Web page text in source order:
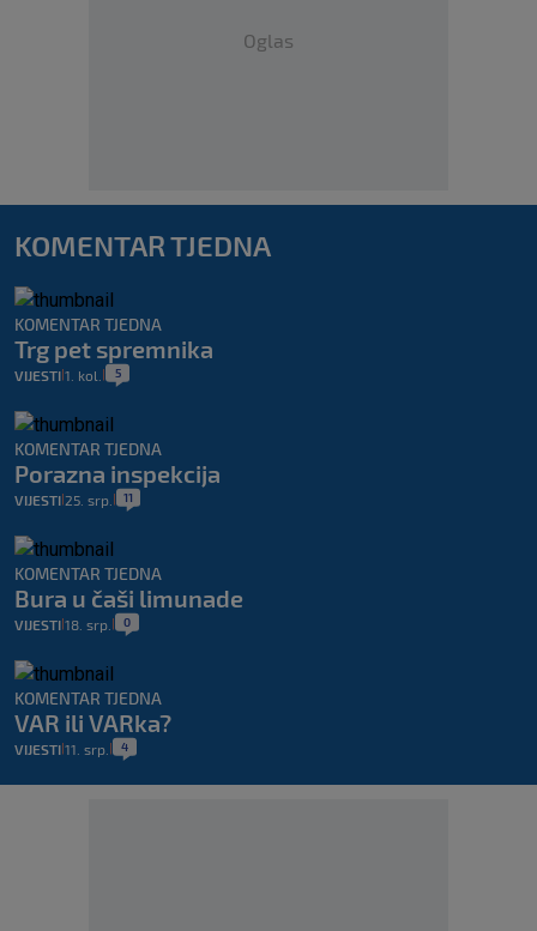
Oglas
KOMENTAR TJEDNA
KOMENTAR TJEDNA
Trg pet spremnika
VIJESTI 1. kol. 5
KOMENTAR TJEDNA
Porazna inspekcija
VIJESTI 25. srp. 11
KOMENTAR TJEDNA
Bura u čaši limunade
VIJESTI 18. srp. 0
KOMENTAR TJEDNA
VAR ili VARka?
VIJESTI 11. srp. 4